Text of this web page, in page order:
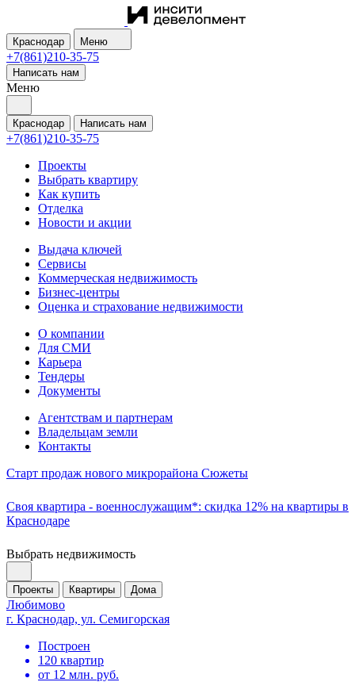
Краснодар Меню
+7(861)210-35-75
Написать нам
Меню
Краснодар Написать нам
+7(861)210-35-75
Проекты
Выбрать квартиру
Как купить
Отделка
Новости и акции
Выдача ключей
Сервисы
Коммерческая недвижимость
Бизнес-центры
Оценка и страхование недвижимости
О компании
Для СМИ
Карьера
Тендеры
Документы
Агентствам и партнерам
Владельцам земли
Контакты
Старт продаж нового микрорайона Сюжеты
Своя квартира - военнослужащим*: скидка 12% на квартиры в
Краснодаре
Выбрать недвижимость
Проекты Квартиры Дома
Любимово
г. Краснодар, ул. Семигорская
Построен
120 квартир
от 12 млн. руб.